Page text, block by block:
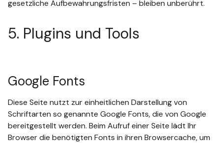
gesetzliche Aufbewahrungsfristen – bleiben unberührt.
5. Plugins und Tools
Google Fonts
Diese Seite nutzt zur einheitlichen Darstellung von
Schriftarten so genannte Google Fonts, die von Google
bereitgestellt werden. Beim Aufruf einer Seite lädt Ihr
Browser die benötigten Fonts in ihren Browsercache, um